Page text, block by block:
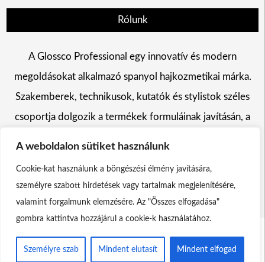
A weboldalon sütiket használunk
Cookie-kat használunk a böngészési élmény javítására,
személyre szabott hirdetések vagy tartalmak megjelenítésére,
valamint forgalmunk elemzésére. Az "Összes elfogadása"
gombra kattintva hozzájárul a cookie-k használatához.
Személyre szab Mindent elutasít Mindent elfogad
Rólunk
A Glossco Professional egy innovatív és modern
megoldásokat alkalmazó spanyol hajkozmetikai márka.
Szakemberek, technikusok, kutatók és stylistok széles
csoportja dolgozik a termékek formuláinak javításán, a
powered byWordPress